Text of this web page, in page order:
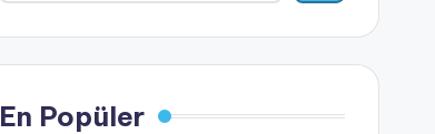
En Popüler